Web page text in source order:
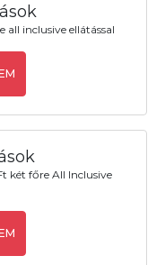
all inclusive ellátással
két főre All Inclusive